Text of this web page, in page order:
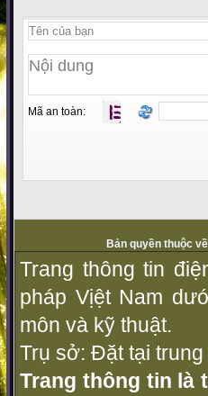
Mã an toàn:
Bản quyền thuộc
Trang thông tin
pháp Vịệt Nam
môn và kỹ thuật.
Trụ sở: Đặt tại
Trang thông tin là